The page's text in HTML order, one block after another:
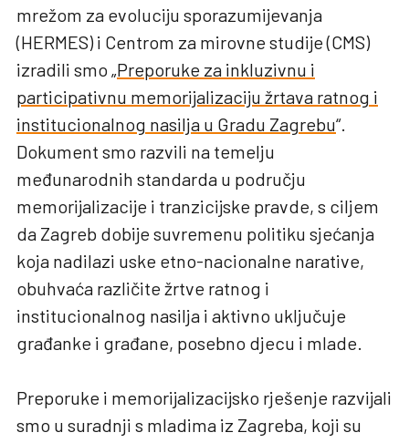
mrežom za evoluciju sporazumijevanja
(HERMES) i Centrom za mirovne studije (CMS)
izradili smo „Preporuke za inkluzivnu i
participativnu memorijalizaciju žrtava ratnog i
institucionalnog nasilja u Gradu Zagrebu“.
Dokument smo razvili na temelju
međunarodnih standarda u području
memorijalizacije i tranzicijske pravde, s ciljem
da Zagreb dobije suvremenu politiku sjećanja
koja nadilazi uske etno-nacionalne narative,
obuhvaća različite žrtve ratnog i
institucionalnog nasilja i aktivno uključuje
građanke i građane, posebno djecu i mlade.
Preporuke i memorijalizacijsko rješenje razvijali
smo u suradnji s mladima iz Zagreba, koji su